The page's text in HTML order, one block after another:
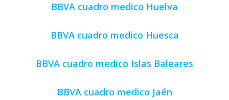
BBVA cuadro medico Huelva
BBVA cuadro medico Huesca
BBVA cuadro medico Islas Baleares
BBVA cuadro medico Jaén